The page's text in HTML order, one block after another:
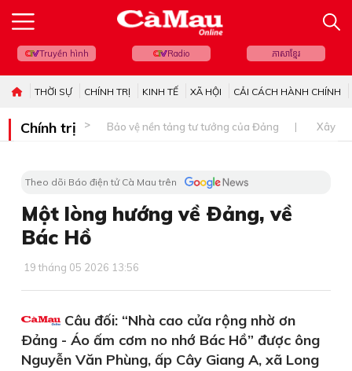
Truyền hình Radio ភាសាខ្មែរ
THỜI SỰ CHÍNH TRỊ KINH TẾ XÃ HỘI CẢI CÁCH HÀNH CHÍNH
Chính trị Bảo vệ nền tảng tư tưởng của Đảng Xây
Theo dõi Báo điện tử Cà Mau trên
Một lòng hướng về Ðảng, về
Bác Hồ
19 tháng 05 2026 13:56
Câu đối: “Nhà cao cửa rộng nhờ ơn
Ðảng - Áo ấm cơm no nhớ Bác Hồ” được ông
Nguyễn Văn Phùng, ấp Cây Giang A, xã Long